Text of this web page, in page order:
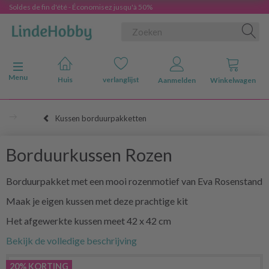
Soldes de fin d'été - Économisez jusqu'à 50%
Navigatie in-/uitschakelen
Menu
Huis verlanglijst Aanmelden Winkelwagen
Kussen borduurpakketten
Borduurkussen Rozen
Borduurpakket met een mooi rozenmotief van Eva Rosenstand
Maak je eigen kussen met deze prachtige kit
Het afgewerkte kussen meet 42 x 42 cm
Bekijk de volledige beschrijving
20% KORTING